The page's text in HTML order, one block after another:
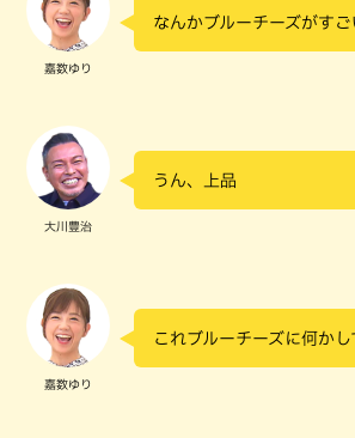
嘉数ゆり
なんかブルーチーズがす
大川豊治
うん、上品
嘉数ゆり
これブルーチーズに何かし